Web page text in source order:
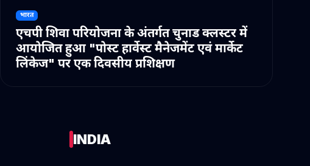
भारत
एचपी शिवा परियोजना के अंतर्गत चुनाड क्लस्टर में
आयोजित हुआ "पोस्ट हार्वेस्ट मैनेजमेंट एवं मार्केट
लिंकेज" पर एक दिवसीय प्रशिक्षण
INDIA